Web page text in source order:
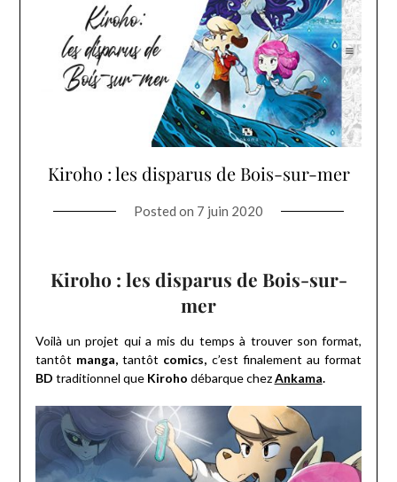
Kiroho : les disparus de Bois-sur-mer
Posted on 7 juin 2020
Kiroho : les disparus de Bois-sur-
mer
Voilà un projet qui a mis du temps à trouver son format,
tantôt manga,tantôt comics, c’est finalement au format
BD traditionnel que Kiroho débarque chezAnkama.